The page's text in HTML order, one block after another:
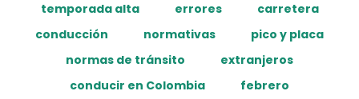
temporada alta
errores
carretera
conducción
normativas
pico y placa
normas de tránsito
extranjeros
conducir en Colombia
febrero